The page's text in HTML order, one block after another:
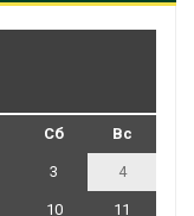
Сб Вс
3 4
10 11